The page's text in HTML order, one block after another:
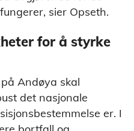
sier Opseth.
for å styrke
Andøya skal
det nasjonale
er. I